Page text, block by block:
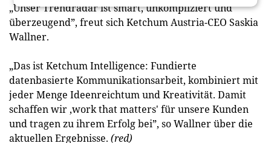
„Unser Trendradar ist smart, unkompliziert und
überzeugend”, freut sich Ketchum Austria-CEO Saskia
Wallner.
„Das ist Ketchum Intelligence: Fundierte
datenbasierte Kommunikationsarbeit, kombiniert mit
jeder Menge Ideenreichtum und Kreativität. Damit
schaffen wir ‚work that matters' für unsere Kunden
und tragen zu ihrem Erfolg bei”, so Wallner über die
aktuellen Ergebnisse. (red)